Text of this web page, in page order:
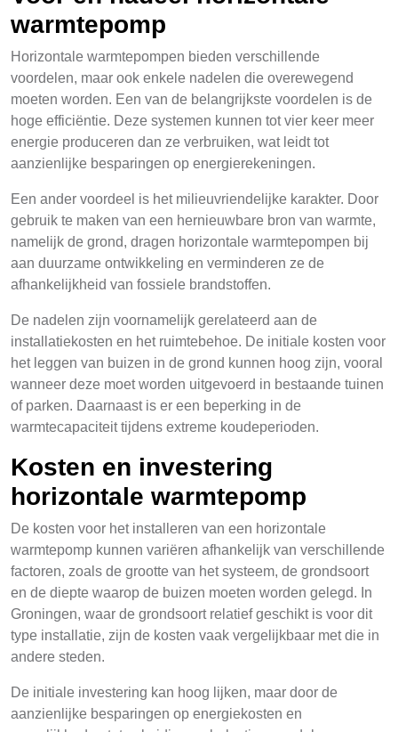
warmtepomp
Horizontale warmtepompen bieden verschillende
voordelen, maar ook enkele nadelen die overewegend
moeten worden. Een van de belangrijkste voordelen is de
hoge efficiëntie. Deze systemen kunnen tot vier keer meer
energie produceren dan ze verbruiken, wat leidt tot
aanzienlijke besparingen op energierekeningen.
Een ander voordeel is het milieuvriendelijke karakter. Door
gebruik te maken van een hernieuwbare bron van warmte,
namelijk de grond, dragen horizontale warmtepompen bij
aan duurzame ontwikkeling en verminderen ze de
afhankelijkheid van fossiele brandstoffen.
De nadelen zijn voornamelijk gerelateerd aan de
installatiekosten en het ruimtebehoe. De initiale kosten voor
het leggen van buizen in de grond kunnen hoog zijn, vooral
wanneer deze moet worden uitgevoerd in bestaande tuinen
of parken. Daarnaast is er een beperking in de
warmtecapaciteit tijdens extreme koudeperioden.
Kosten en investering
horizontale warmtepomp
De kosten voor het installeren van een horizontale
warmtepomp kunnen variëren afhankelijk van verschillende
factoren, zoals de grootte van het systeem, de grondsoort
en de diepte waarop de buizen moeten worden gelegd. In
Groningen, waar de grondsoort relatief geschikt is voor dit
type installatie, zijn de kosten vaak vergelijkbaar met die in
andere steden.
De initiale investering kan hoog lijken, maar door de
aanzienlijke besparingen op energiekosten en